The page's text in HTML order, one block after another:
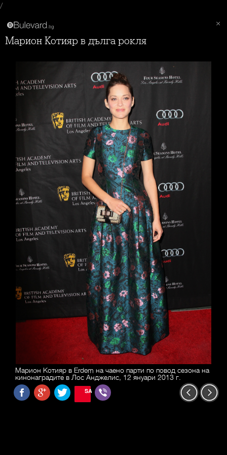
/
Марион Котияр в дълга рокля
Марион Котияр в Erdem на чаено парти по повод сезона на
кинонаградите в Лос Анджелис, 12 януари 2013 г.
SAVE